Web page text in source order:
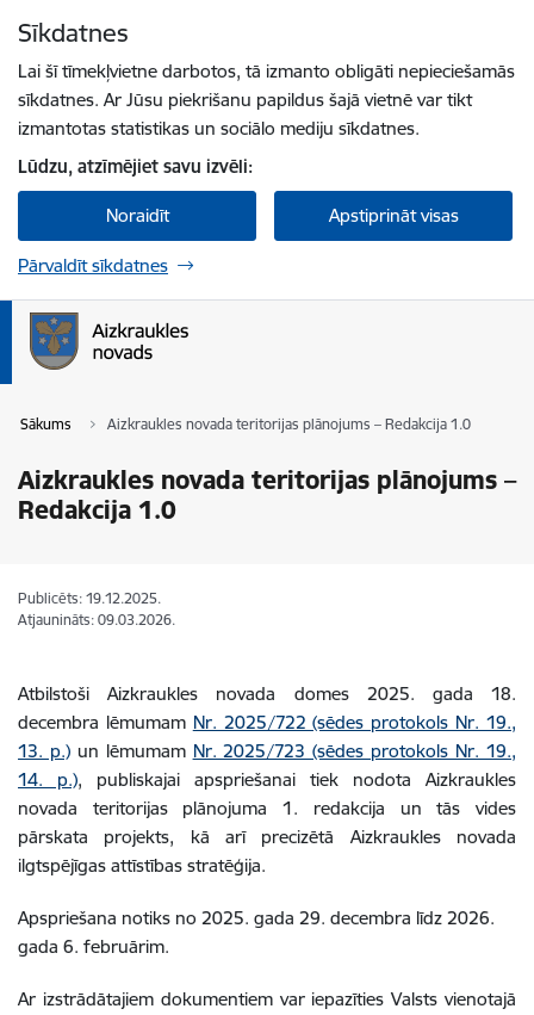
Sīkdatnes
Lai šī tīmekļvietne darbotos, tā izmanto obligāti nepieciešamās
sīkdatnes. Ar Jūsu piekrišanu papildus šajā vietnē var tikt
izmantotas statistikas un sociālo mediju sīkdatnes.
Lūdzu, atzīmējiet savu izvēli:
Noraidīt Apstiprināt visas
Pārvaldīt sīkdatnes
Sākums Aizkraukles novada teritorijas plānojums – Redakcija 1.0
Aizkraukles novada teritorijas plānojums –
Redakcija 1.0
Publicēts: 19.12.2025.
Atjaunināts: 09.03.2026.
Atbilstoši Aizkraukles novada domes 2025. gada 18.
decembra lēmumam Nr. 2025/722 (sēdes protokols Nr. 19.,
13. p.)un lēmumam Nr. 2025/723 (sēdes protokols Nr. 19.,
14. p.), publiskajai apspriešanai tiek nodota Aizkraukles
novada teritorijas plānojuma 1. redakcija un tās vides
pārskata projekts, kā arī precizētā Aizkraukles novada
ilgtspējīgas attīstības stratēģija.
Apspriešana notiks no 2025. gada 29. decembra līdz 2026.
gada 6. februārim.
Ar izstrādātajiem dokumentiem var iepazīties Valsts vienotajā